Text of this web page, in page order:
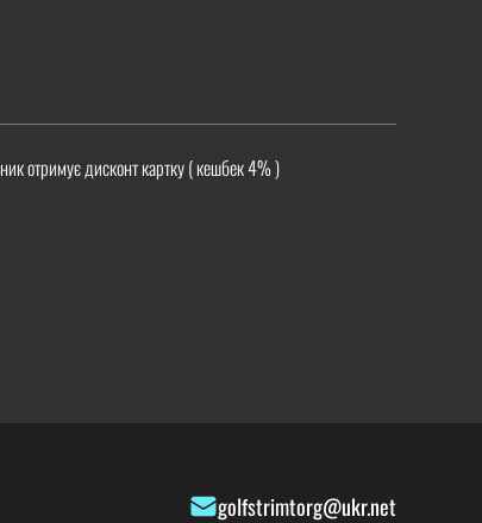
отримує дисконт картку ( кешбек 4% )
golfstrimtorg@ukr.net